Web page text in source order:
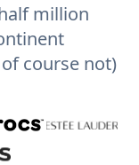
million
course not)